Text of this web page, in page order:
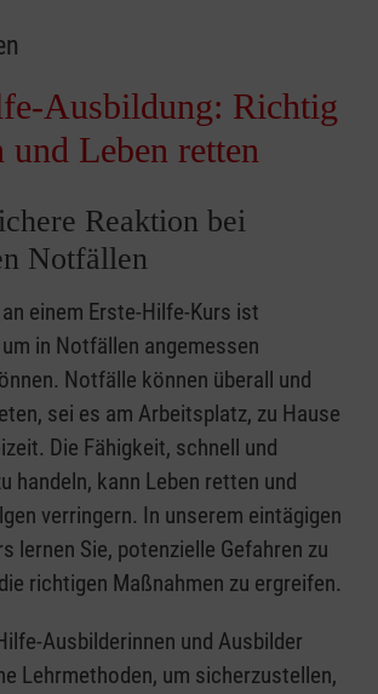
Ausbildung: Richtig
und Leben retten
Reaktion bei
Notfällen
einem Erste-Hilfe-Kurs ist
in Notfällen angemessen
Notfälle können überall und
sei es am Arbeitsplatz, zu Hause
Die Fähigkeit, schnell und
handeln, kann Leben retten und
verringern. In unserem eintägigen
lernen Sie, potenzielle Gefahren zu
richtigen Maßnahmen zu ergreifen.
Ausbilderinnen und Ausbilder
Lehrmethoden, um sicherzustellen,